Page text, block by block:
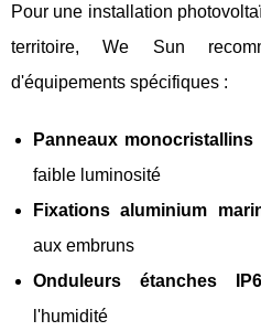
Pour une installation
territoire, We Sun
d'équipements spécifiques :
Panneaux monocristallins
faible luminosité
Fixations aluminium
aux embruns
Onduleurs étanches
l'humidité